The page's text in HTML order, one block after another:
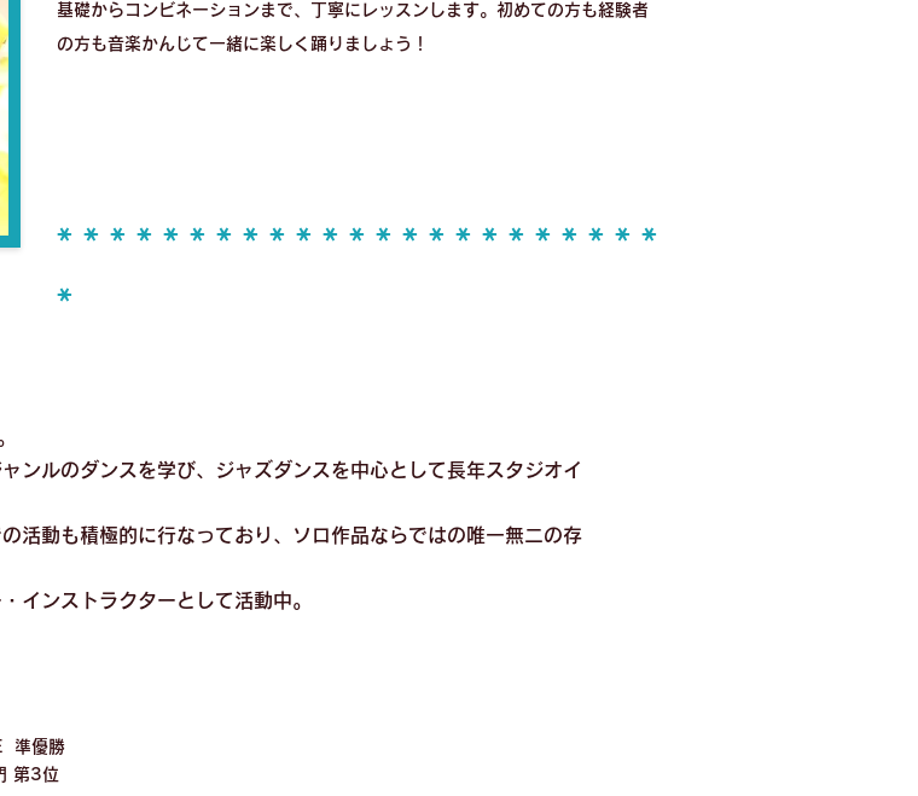
基礎からコンビネーションまで、丁寧にレッスンします。初めての方も経験者
の方も音楽かんじて一緒に楽しく踊りましょう！
* * * * * * * * * * * * * * * * * * * * * * *
*
ンルのダンスを学び、ジャズダンスを中心として長年スタジオイ
活動も積極的に行なっており、ソロ作品ならではの唯一無二の存
インストラクターとして活動中。
準優勝
第3位